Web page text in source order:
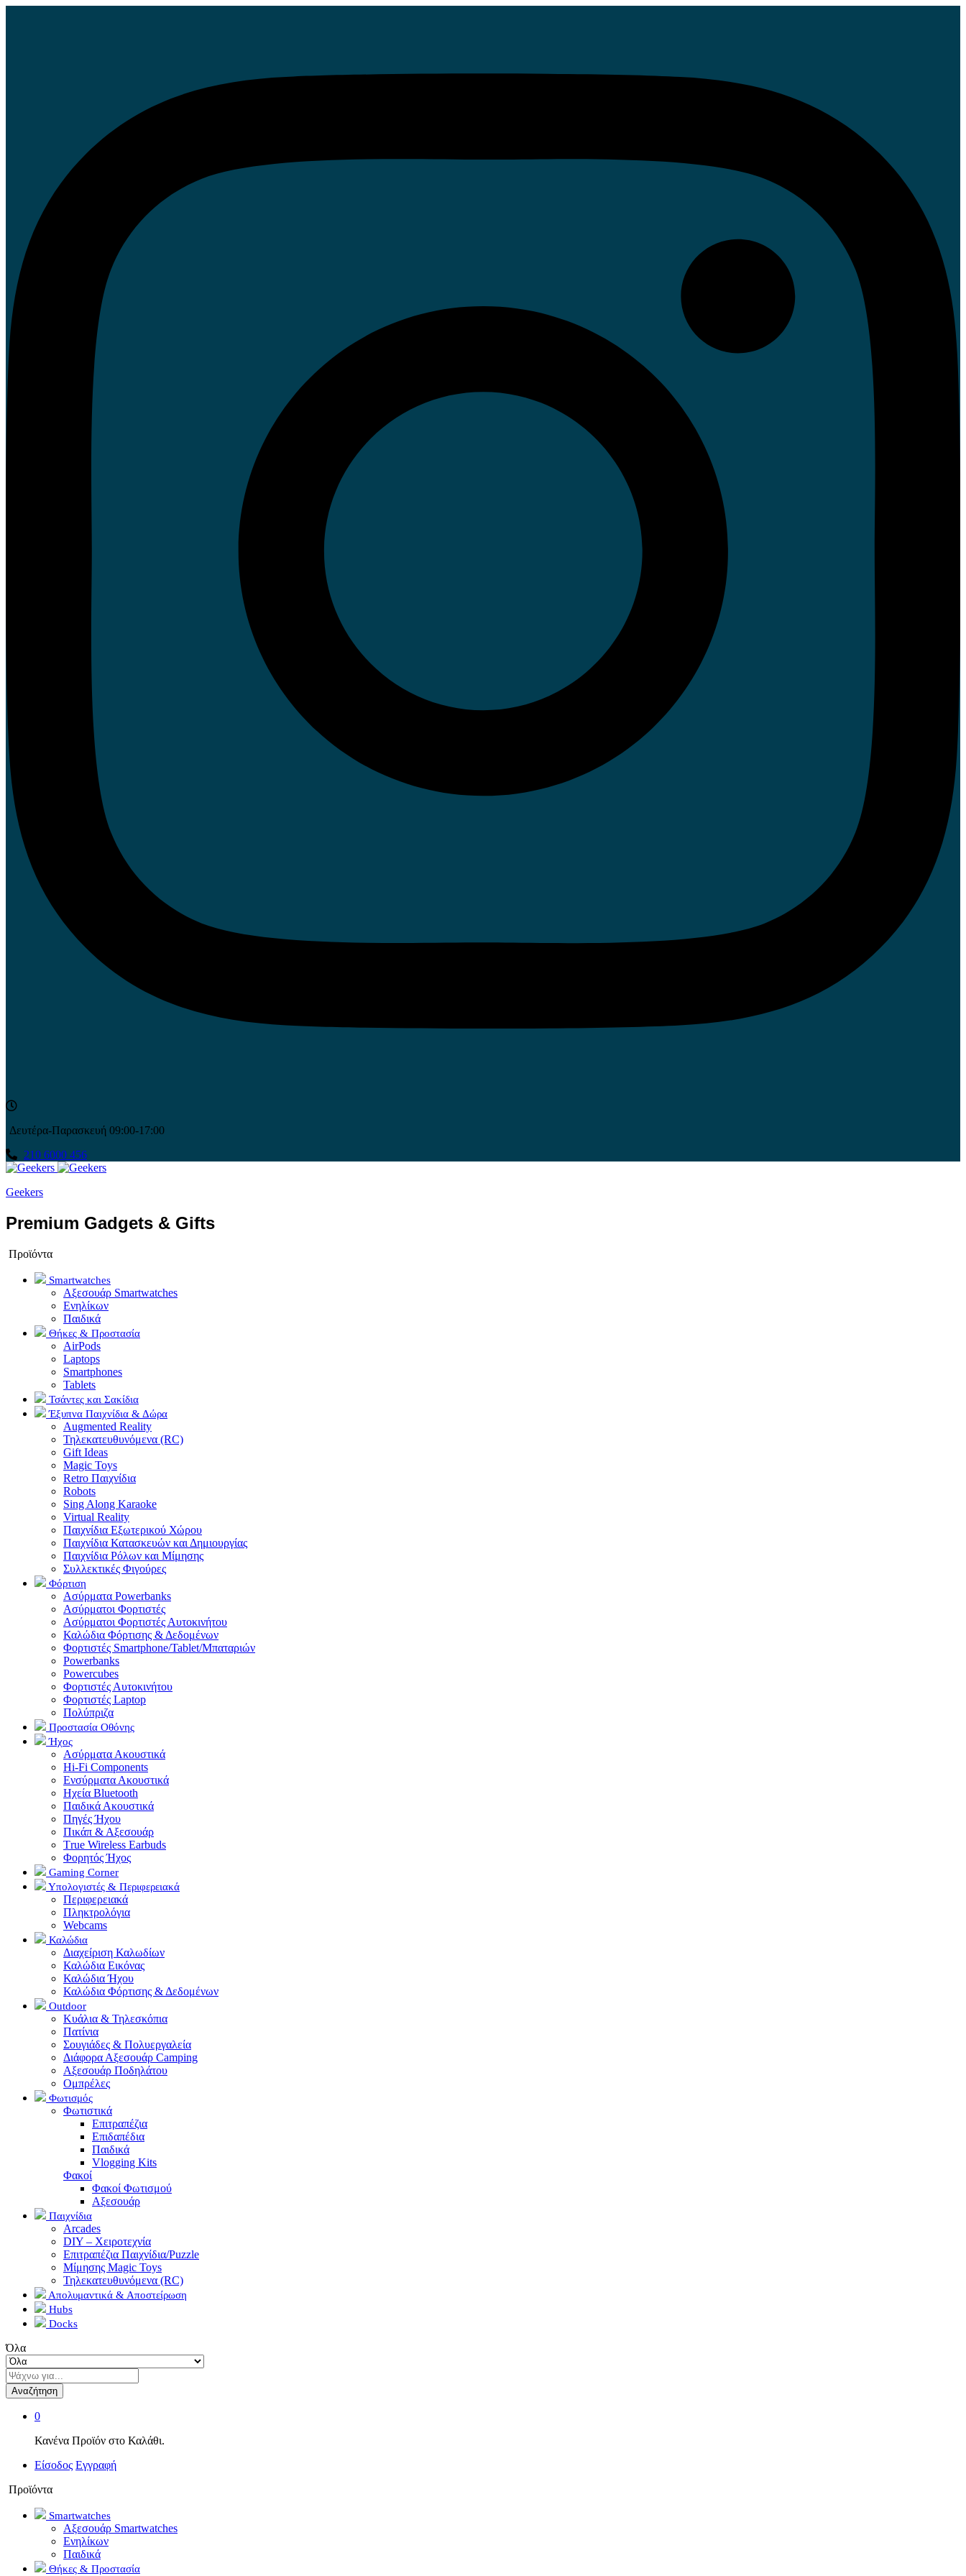
Δευτέρα-Παρασκευή 09:00-17:00
210 6000 456
Geekers
Premium Gadgets & Gifts
Προϊόντα
Smartwatches
Αξεσουάρ Smartwatches
Ενηλίκων
Παιδικά
Θήκες & Προστασία
AirPods
Laptops
Smartphones
Tablets
Τσάντες και Σακίδια
Έξυπνα Παιχνίδια & Δώρα
Augmented Reality
Τηλεκατευθυνόμενα (RC)
Gift Ideas
Magic Toys
Retro Παιχνίδια
Robots
Sing Along Karaoke
Virtual Reality
Παιχνίδια Εξωτερικού Χώρου
Παιχνίδια Κατασκευών και Δημιουργίας
Παιχνίδια Ρόλων και Μίμησης
Συλλεκτικές Φιγούρες
Φόρτιση
Ασύρματα Powerbanks
Aσύρματοι Φορτιστές
Ασύρματοι Φορτιστές Αυτοκινήτου
Καλώδια Φόρτισης & Δεδομένων
Φορτιστές Smartphone/Tablet/Μπαταριών
Powerbanks
Powercubes
Φορτιστές Αυτοκινήτου
Φορτιστές Laptop
Πολύπριζα
Προστασία Οθόνης
Ήχος
Ασύρματα Ακουστικά
Hi-Fi Components
Ενσύρματα Ακουστικά
Ηχεία Bluetooth
Παιδικά Ακουστικά
Πηγές Ήχου
Πικάπ & Αξεσουάρ
Τrue Wireless Earbuds
Φορητός Ήχος
Gaming Corner
Υπολογιστές & Περιφερειακά
Περιφερειακά
Πληκτρολόγια
Webcams
Καλώδια
Διαχείριση Καλωδίων
Καλώδια Εικόνας
Καλώδια Ήχου
Καλώδια Φόρτισης & Δεδομένων
Outdoor
Κυάλια & Τηλεσκόπια
Πατίνια
Σουγιάδες & Πολυεργαλεία
Διάφορα Αξεσουάρ Camping
Αξεσουάρ Ποδηλάτου
Ομπρέλες
Φωτισμός
Φωτιστικά
Επιτραπέζια
Επιδαπέδια
Παιδικά
Vlogging Kits
Φακοί
Φακοί Φωτισμού
Αξεσουάρ
Παιχνίδια
Arcades
DIY – Χειροτεχνία
Επιτραπέζια Παιχνίδια/Puzzle
Μίμησης Magic Toys
Τηλεκατευθυνόμενα (RC)
Απολυμαντικά & Αποστείρωση
Hubs
Docks
Όλα
Αναζήτηση
0
Κανένα Προϊόν στο Καλάθι.
Είσοδος Εγγραφή
Προϊόντα
Smartwatches
Αξεσουάρ Smartwatches
Ενηλίκων
Παιδικά
Θήκες & Προστασία